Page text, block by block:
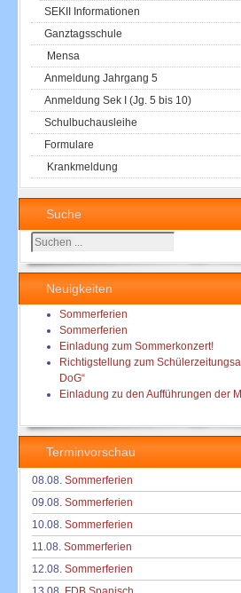
SEKII Informationen
Ganztagsschule
Mensa
Anmeldung Jahrgang 5
Anmeldung Sek I (Jg. 5 bis 10)
Schulbuchausleihe
Formulare
Krankmeldung
Suche
Suchen
...
Neuigkeiten
Sommerferien
Sommerferien
Einladung zum Sommerkonzert!
Richtigstellung zum
DoG“
Einladung zu den Aufführungen der
Terminvorschau
08.08. Sommerferien
09.08. Sommerferien
10.08. Sommerferien
11.08. Sommerferien
12.08. Sommerferien